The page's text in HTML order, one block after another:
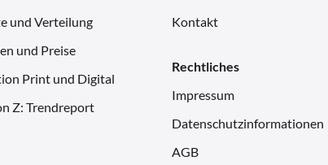
und Verteilung
und Preise
Print und Digital
Z: Trendreport
Kontakt
Rechtliches
Impressum
Datenschutzinformationen
AGB